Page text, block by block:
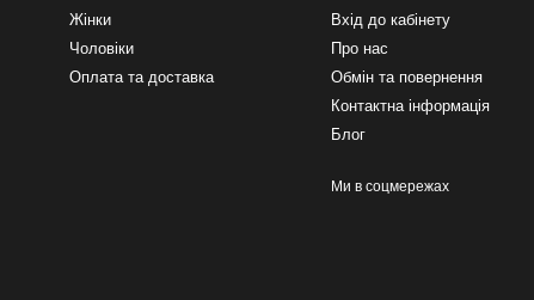
Жінки
Чоловіки
Оплата та доставка
Вхід до кабінету
Про нас
Обмін та повернення
Контактна інформація
Блог
Ми в соцмережах